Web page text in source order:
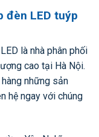
đèn LED tuýp
là nhà phân phối
cao tại Hà Nội.
những sản
hệ ngay với chúng